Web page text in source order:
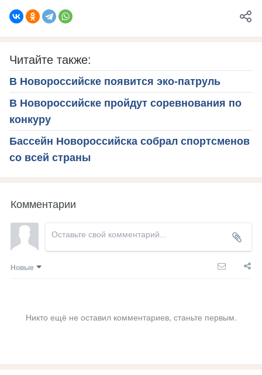
Читайте также:
В Новороссийске появится эко-патруль
В Новороссийске пройдут соревнования по
конкуру
Бассейн Новороссийска собрал спортсменов
со всей страны
Комментарии
Новые
Никто ещё не оставил комментариев, станьте первым.